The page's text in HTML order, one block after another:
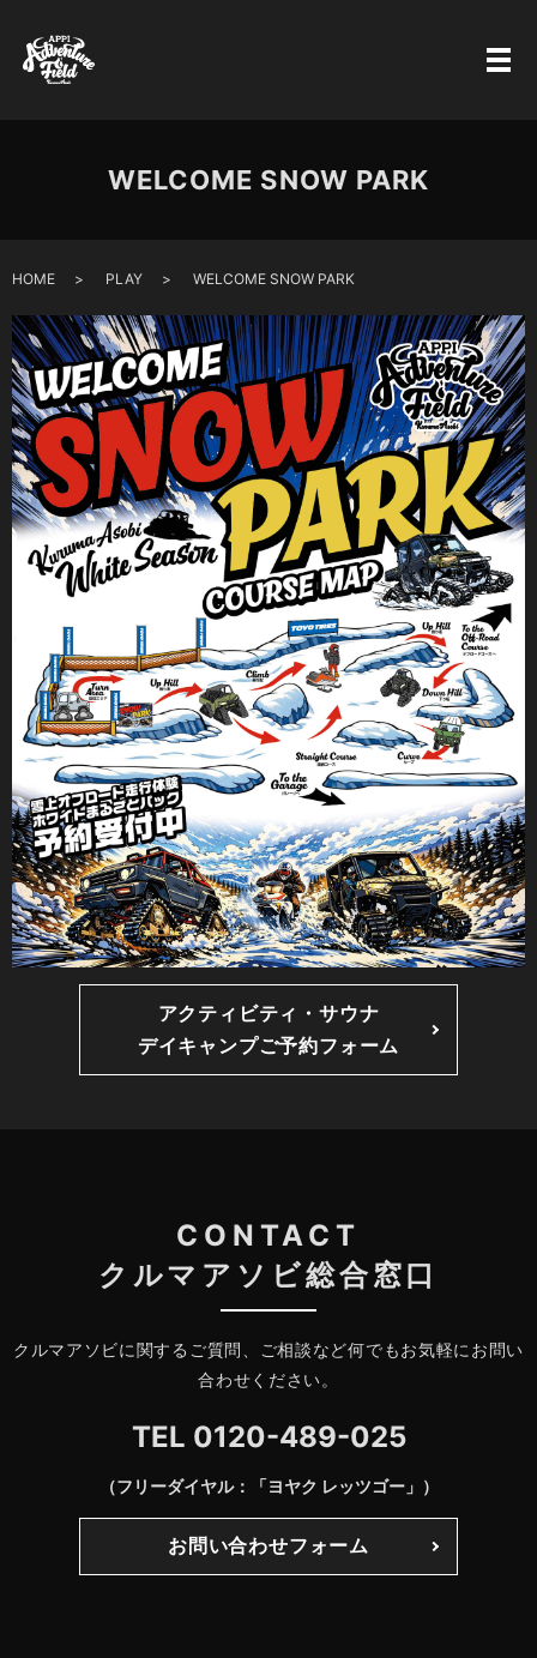
WELCOME SNOW PARK
HOME PLAY WELCOME SNOW PARK
アクティビティ・サウナ
デイキャンプご予約フォーム
CONTACT
クルマアソビ総合窓口
クルマアソビに関するご質問、ご相談など何でもお気軽にお問い
合わせください。
TEL 0120-489-025
（フリーダイヤル：「ヨヤク レッツゴー」）
お問い合わせフォーム